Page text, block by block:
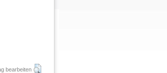
bearbeiten